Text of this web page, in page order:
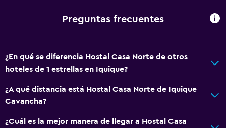
Enchufe cerca de la cama
Armario o clóset
General
Habitaciones familiares
Preguntas frecuentes
¿En qué se diferencia Hostal Casa Norte de otros
hoteles de 1 estrellas en Iquique?
¿A qué distancia está Hostal Casa Norte de Iquique
Cavancha?
¿Cuál es la mejor manera de llegar a Hostal Casa